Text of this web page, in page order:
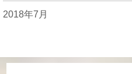
2018年7月